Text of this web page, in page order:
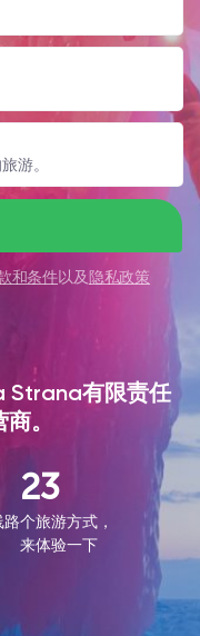
和条件以及 隐私政策
Strana有限责任
。
路
23
个旅游方式，
来体验一下